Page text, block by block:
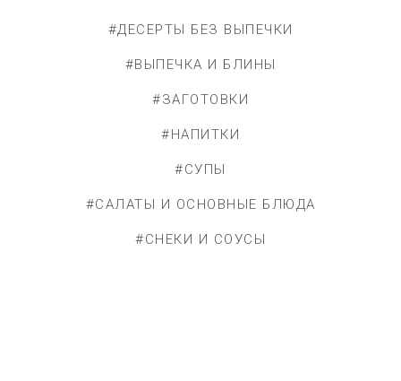
#ДЕСЕРТЫ БЕЗ ВЫПЕЧКИ
#ВЫПЕЧКА И БЛИНЫ
#ЗАГОТОВКИ
#НАПИТКИ
#СУПЫ
#САЛАТЫ И ОСНОВНЫЕ БЛЮДА
#СНЕКИ И СОУСЫ